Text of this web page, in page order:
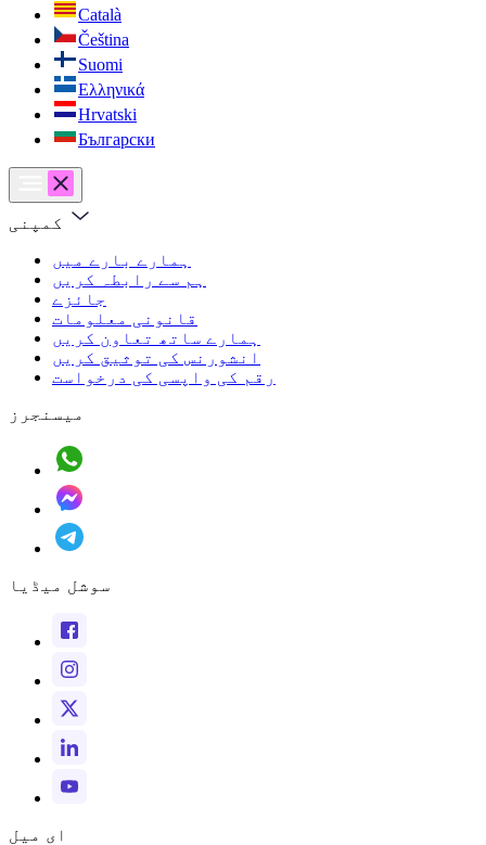
Català
Čeština
Suomi
Ελληνικά
Hrvatski
Български
کمپنی
ہمارے بارے میں
ہم سے رابطہ کریں
جائزے
قانونی معلومات
ہمارے ساتھ تعاون کریں
انشورنس کی توثیق کریں
رقم کی واپسی کی درخواست
میسنجرز
سوشل میڈیا
ای میل